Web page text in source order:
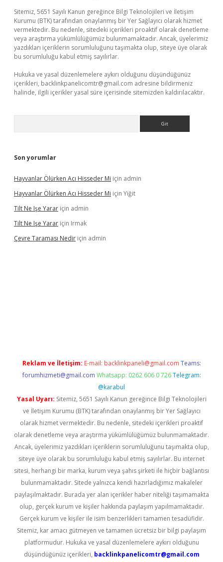
Sitemiz, 5651 Sayılı Kanun gereğince Bilgi Teknolojileri ve İletişim
Kurumu (BTK) tarafından onaylanmış bir Yer Sağlayıcı olarak hizmet
vermektedir. Bu nedenle, sitedeki içerikleri proaktif olarak denetleme
veya araştırma yükümlülüğümüz bulunmamaktadır. Ancak, üyelerimiz
yazdıkları içeriklerin sorumluluğunu taşımakta olup, siteye üye olarak
bu sorumluluğu kabul etmiş sayılırlar.
Hukuka ve yasal düzenlemelere aykırı olduğunu düşündüğünüz
içerikleri, backlinkpanelicomtr@gmail.com adresine bildirmeniz
halinde, ilgili içerikler yasal süre içerisinde sitemizden kaldırılacaktır.
Son yorumlar
Hayvanlar Ölürken Acı Hisseder Mi için admin
Hayvanlar Ölürken Acı Hisseder Mi için Yiğit
Tilt Ne Işe Yarar için admin
Tilt Ne Işe Yarar için Irmak
Çevre Taraması Nedir için admin
Reklam ve İletişim: E-mail: backlinkpaneli@gmail.com Teams:
forumhizmeti@gmail.com Whatsapp: 0262 606 0 726 Telegram:
@karabul
Yasal Uyarı: Sitemiz, 5651 Sayılı Kanun gereğince Bilgi Teknolojileri
ve İletişim Kurumu (BTK) tarafından onaylanmış bir Yer Sağlayıcı
olarak hizmet vermektedir. Bu nedenle, sitedeki içerikleri proaktif
olarak denetleme veya araştırma yükümlülüğümüz bulunmamaktadır.
Ancak, üyelerimiz yazdıkları içeriklerin sorumluluğunu taşımakta olup,
siteye üye olarak bu sorumluluğu kabul etmiş sayılırlar. Bu internet
sitesi, herhangi bir marka, kurum veya şahıs şirketi ile hiçbir bağlantısı
bulunmamaktadır. Sitede yalnızca kendi hazırladığımız makaleler
paylaşılmaktadır. Burada yer alan içerikler haber niteliği taşımamakta
olup, gerçek kurum ve kişiler hakkında paylaşım yapılmamaktadır.
Gerçek kurum ve kişiler ile isim benzerlikleri tamamen tesadüfidir.
Sitemiz, kar amacı gütmeyen ve tamamen ücretsiz bir bilgi paylaşım
platformudur. Hukuka ve yasal düzenlemelere aykırı olduğunu
düşündüğünüz içerikleri, backlinkpanelicomtr@gmail.com